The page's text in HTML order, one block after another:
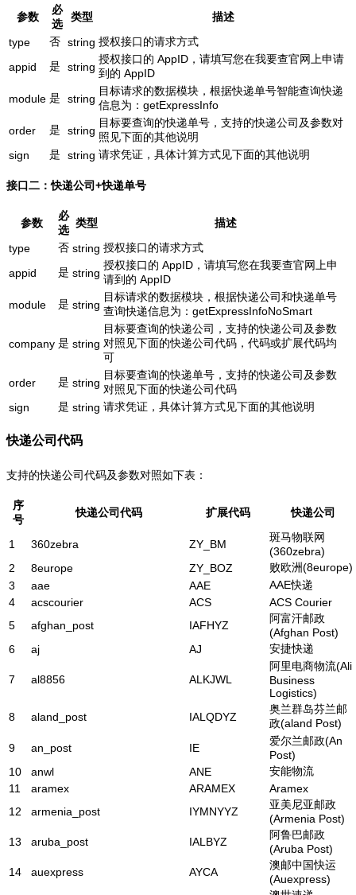
参数
必
选
类型
描述
type
否 string 授权接口的请求方式
appid
是 string
授权接口的 AppID，请填写您在我要查官网上申请
到的 AppID
module 是 string
目标请求的数据模块，根据快递单号智能查询快递
信息为：getExpressInfo
order
是 string
目标要查询的快递单号，支持的快递公司及参数对
照见下面的其他说明
sign
是 string 请求凭证，具体计算方式见下面的其他说明
接口二：快递公司+快递单号
参数
必
选
类型
描述
type
否 string 授权接口的请求方式
appid
是 string
授权接口的 AppID，请填写您在我要查官网上申
请到的 AppID
module
是 string
目标请求的数据模块，根据快递公司和快递单号
查询快递信息为：getExpressInfoNoSmart
company 是 string
目标要查询的快递公司，支持的快递公司及参数
对照见下面的快递公司代码，代码或扩展代码均
可
order
是 string
目标要查询的快递单号，支持的快递公司及参数
对照见下面的快递公司代码
sign
是 string 请求凭证，具体计算方式见下面的其他说明
快递公司代码
支持的快递公司代码及参数对照如下表：
序
号
快递公司代码 扩展代码 快递公司
1 360zebra ZY_BM
斑马物联网
(360zebra)
2
8europe ZY_BOZ
败欧洲(8europe)
3
aae AAE
AAE快递
4
acscourier ACS
ACS Courier
5
afghan_post IAFHYZ
阿富汗邮政
(Afghan Post)
6
aj AJ 安捷快递
7 al8856 ALKJWL
阿里电商物流(Ali
Business
Logistics)
8
aland_post IALQDYZ
奥兰群岛芬兰邮
政(aland Post)
9
an_post IE
爱尔兰邮政(An
Post)
10
anwl ANE
安能物流
11
aramex ARAMEX
Aramex
12
armenia_post IYMNYYZ
亚美尼亚邮政
(Armenia Post)
13
aruba_post IALBYZ
阿鲁巴邮政
(Aruba Post)
14
auexpress AYCA
澳邮中国快运
(Auexpress)